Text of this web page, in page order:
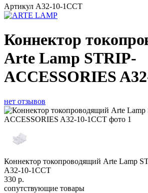
Артикул A32-10-1CCT
Коннектор
Arte Lamp STRIP-
ACCESSORIES
нет отзывов
Коннектор токопроводящий Arte Lamp
A32-10-1CCT
330 р.
сопутствующие товары